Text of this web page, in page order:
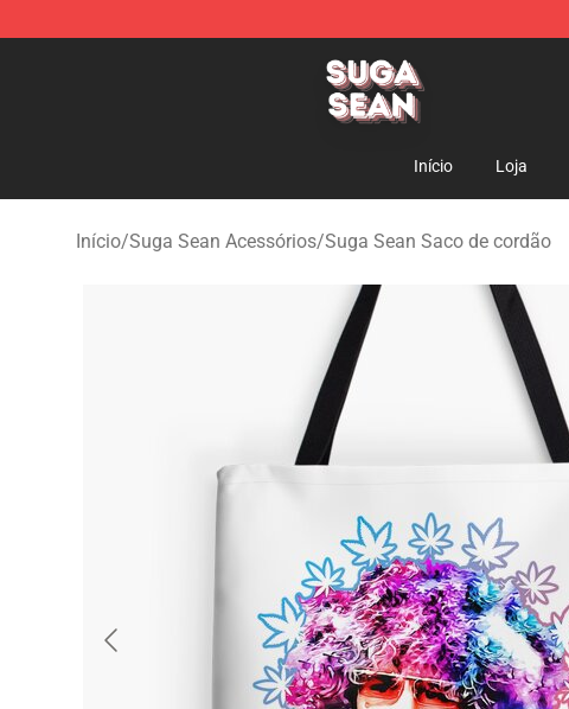
Suga Sean Shop - Official Suga Sean Merchandise Store
Início Loja
Início/Suga Sean Acessórios/Suga Sean Saco de cordão